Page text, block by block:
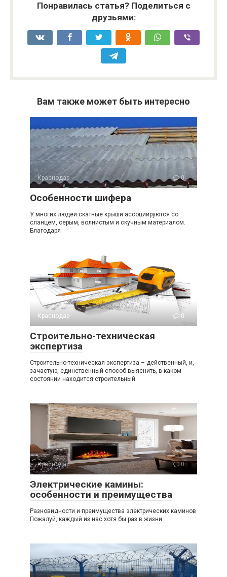
Понравилась статья? Поделиться с
друзьями:
Вам также может быть интересно
Краснодар 0
Особенности шифера
У многих людей скатные крыши ассоциируются со
сланцем, серым, волнистым и скучным материалом.
Благодаря
Краснодар 0
Строительно-техническая
экспертиза
Строительно-техническая экспертиза – действенный, и,
зачастую, единственный способ выяснить, в каком
состоянии находится строительный
Краснодар 0
Электрические камины:
особенности и преимущества
Разновидности и преимущества электрических каминов
Пожалуй, каждый из нас хотя бы раз в жизни